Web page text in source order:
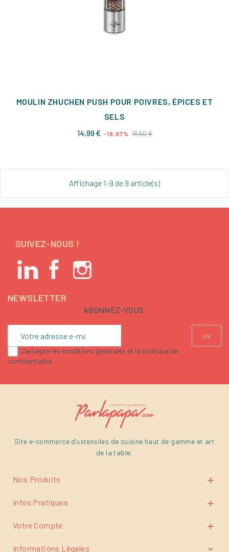
MOULIN ZHUCHEN PUSH POUR POIVRES, ÉPICES ET
SELS
14,99 € Prix
-18,97% 18,50 €Prix
Affichage 1-9 de 9 article(s)
SUIVEZ-NOUS !
NEWSLETTER
ABONNEZ-VOUS.
J'accepte les conditions générales et la politique de
confidentialité
Site e-commerce d'ustensiles de cuisine haut de gamme et art
de la table.
Nos Produits 
Infos Pratiques 
Votre Compte 
Informations Légales 